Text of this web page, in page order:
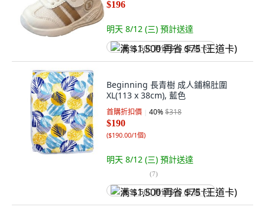
$196
明天 8/12 (三) 預計送達
满 $1,500 再省 $75 (王道卡)
Beginning 長青樹 成人鋪棉肚圍
XL(113 x 38cm), 藍色
首購折扣價 40%$318
$190
($190.00/1個)
明天 8/12 (三) 預計送達
(7)
满 $1,500 再省 $75 (王道卡)